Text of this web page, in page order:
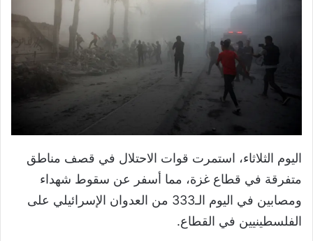
اليوم الثلاثاء، استمرت قوات الاحتلال في قصف مناطق
متفرقة في قطاع غزة، مما أسفر عن سقوط شهداء
ومصابين في اليوم الـ333 من العدوان الإسرائيلي على
الفلسطينيين في القطاع.